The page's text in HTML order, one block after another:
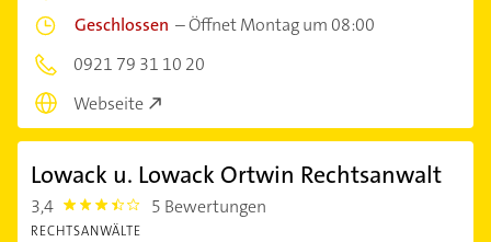
Geschlossen –Öffnet Montag um 08:00
0921 79 31 10 20
Webseite
Lowack u. Lowack Ortwin Rechtsanwalt
3,4 3.4 5 Bewertungen
RECHTSANWÄLTE